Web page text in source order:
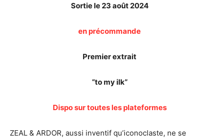
Sortie le 23 août 2024
en précommande
Premier extrait
“to my ilk”
Dispo sur toutes les plateformes
ZEAL & ARDOR, aussi inventif qu’iconoclaste, ne se